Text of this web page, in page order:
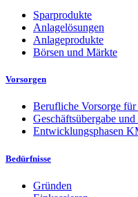
Sparprodukte
Anlagelösungen
Anlageprodukte
Börsen und Märkte
Vorsorgen
Berufliche Vorsorge
Geschäftsübergabe
Entwicklungsphasen
Bedürfnisse
Gründen